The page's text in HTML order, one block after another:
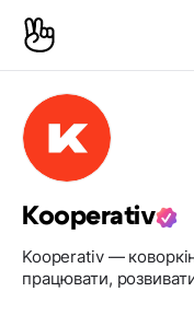
Kooperativ
Kooperativ —
працювати,